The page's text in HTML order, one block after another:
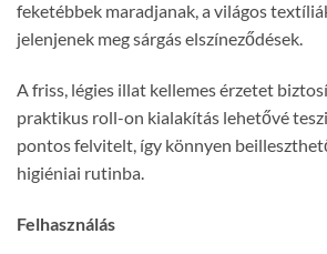
feketébbek maradjanak, a világos
jelenjenek meg sárgás elszíneződések.
A friss, légies illat kellemes érzetet
praktikus roll-on kialakítás lehetővé
pontos felvitelt, így könnyen
higiéniai rutinba.
Felhasználás